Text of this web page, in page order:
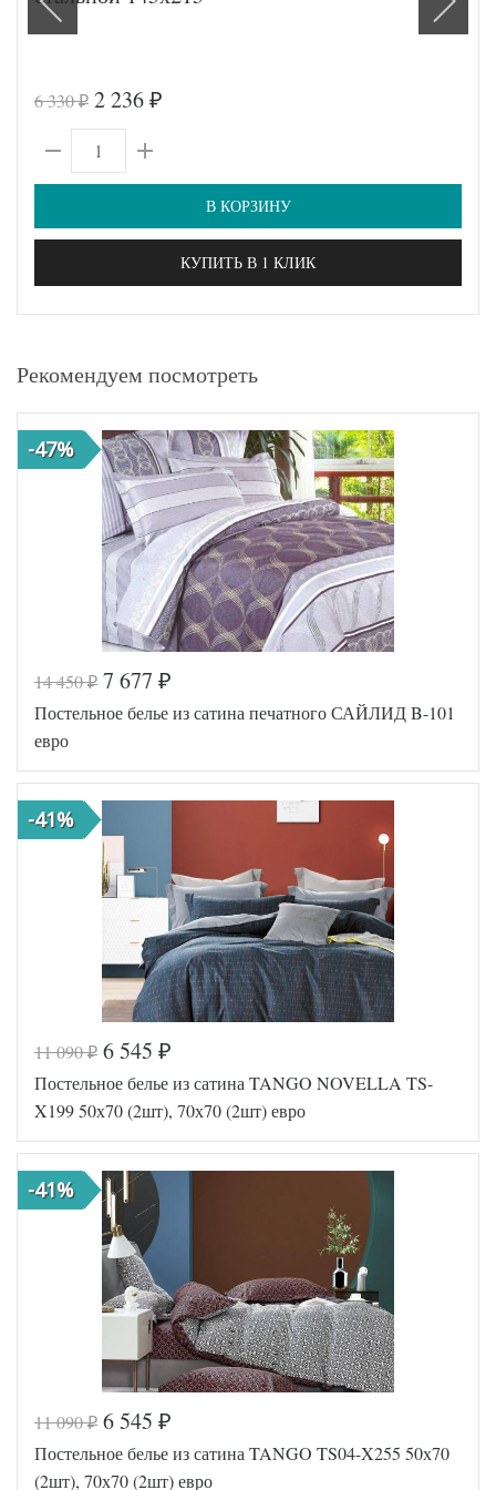
6 330₽ 2 236 ₽
В КОРЗИНУ
КУПИТЬ В 1 КЛИК
Рекомендуем посмотреть
-47%
Код товара
515-362
Артикул
SLD-B-
101-3
Ткань
Сатин
Размер
пододеяльника 200х220
Размер
простыни
230х250
50х70
(2шт),
70х70
(2шт)
Производитель
Sailid
(Китай)
14 450₽ 7 677 ₽
Постельное белье из сатина печатного САЙЛИД B-101
евро
-41%
Код товара
558-071
Артикул
TT1057
60
11 090₽ 6 545 ₽
Постельное белье из сатина TANGO NOVELLA TS-
X199 50х70 (2шт), 70х70 (2шт) евро
-41%
11 090₽ 6 545 ₽
Постельное белье из сатина TANGO TS04-X255 50х70
(2шт), 70х70 (2шт) евро